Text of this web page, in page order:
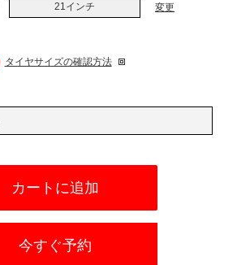
21インチ 変更
タイヤサイズの確認方法
カートに追加
今すぐ予約